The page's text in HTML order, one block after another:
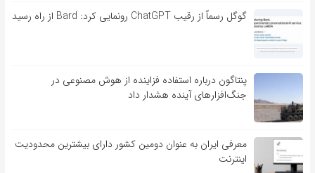
گوگل رسماً از رقیب ChatGPT رونمایی کرد: Bard از راه رسید
پنتاگون درباره استفاده فزاینده از هوش مصنوعی در
جنگ‌افزارهای آینده هشدار داد
معرفی ایران به عنوان دومین کشور دارای بیشترین محدودیت
اینترنت